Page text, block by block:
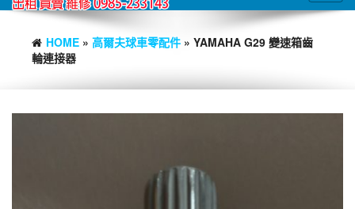
HOME » 高爾夫球車零配件 » YAMAHA G29 變速箱齒
輪連接器